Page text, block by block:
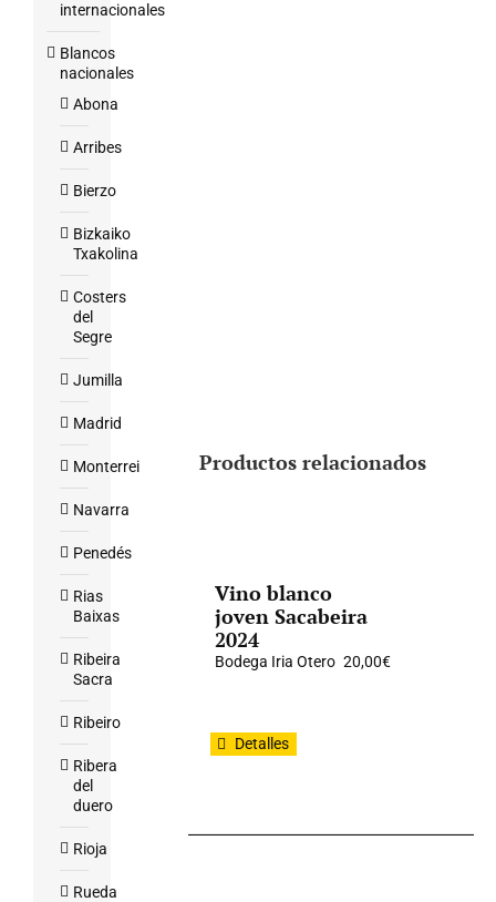
Productos relacionados
Vino blanco
joven Sacabeira
2024
Bodega Iria Otero 20,00€
Detalles
internacionales
Blancos
nacionales
Abona
Arribes
Bierzo
Bizkaiko
Txakolina
Costers
del
Segre
Jumilla
Madrid
Monterrei
Navarra
Penedés
Rias
Baixas
Ribeira
Sacra
Ribeiro
Ribera
del
duero
Rioja
Rueda